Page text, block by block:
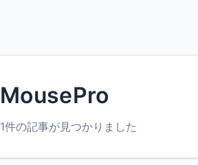
MousePro
1件の記事が見つかりました